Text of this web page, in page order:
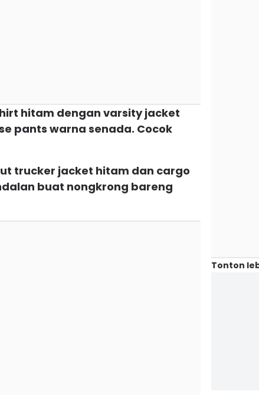
hitam dengan varsity jacket
pants warna senada. Cocok
trucker jacket hitam dan cargo
buat nongkrong bareng
Tonton